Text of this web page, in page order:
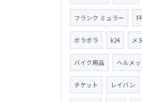
フランク ミュラー
ボラボラ k24 メ
バイク用品 ヘルメッ
チケット レイバン